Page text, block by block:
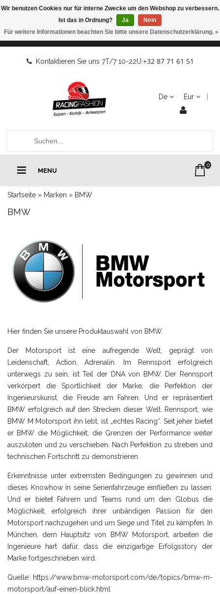
Kontaktieren Sie uns 7T/7 10-22U:+32 87 71 61 51
De Eur
MENU
0
Startseite » Marken » BMW
BMW
Hier finden Sie unsere Produktauswahl von BMW.
Der Motorsport ist eine aufregende Welt, geprägt von
Leidenschaft, Action, Adrenalin. Im Rennsport erfolgreich
unterwegs zu sein, ist Teil der DNA von BMW. Der Rennsport
verkörpert die Sportlichkeit der Marke, die Perfektion der
Ingenieurskunst, die Freude am Fahren. Und er repräsentiert
BMW erfolgreich auf den Strecken dieser Welt. Rennsport, wie
BMW M Motorsport ihn lebt, ist „echtes Racing“. Seit jeher bietet
er BMW die Möglichkeit, die Grenzen der Performance weiter
auszuloten und zu verschieben. Nach Perfektion zu streben und
technischen Fortschritt zu demonstrieren.
Erkenntnisse unter extremsten Bedingungen zu gewinnen und
dieses Knowhow in seine Serienfahrzeuge einfließen zu lassen.
Und er bietet Fahrern und Teams rund um den Globus die
Möglichkeit, erfolgreich ihrer unbändigen Passion für den
Motorsport nachzugehen und um Siege und Titel zu kämpfen. In
München, dem Hauptsitz von BMW Motorsport, arbeiten die
Ingenieure hart dafür, dass die einzigartige Erfolgsstory der
Marke fortgeschrieben wird.
Quelle: https://www.bmw-motorsport.com/de/topics/bmw-m-
motorsport/auf-einen-blick.html
Wir benutzen Cookies nur für interne Zwecke um den Webshop zu verbessern.
Ist das in Ordnung?
Ja
Nein
Für weitere Informationen beachten Sie bitte unsere Datenschutzerklärung. »